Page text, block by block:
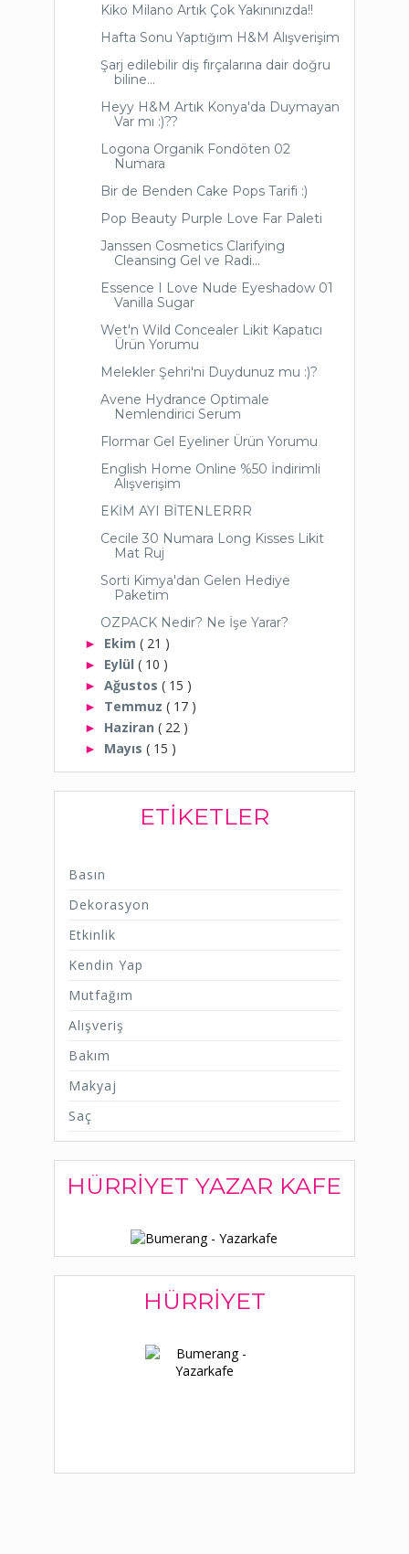
Kiko Milano Artık Çok Yakınınızda!!
Hafta Sonu Yaptığım H&M Alışverişim
Şarj edilebilir diş fırçalarına dair doğru
biline...
Heyy H&M Artık Konya'da Duymayan
Var mı :)??
Logona Organik Fondöten 02
Numara
Bir de Benden Cake Pops Tarifi :)
Pop Beauty Purple Love Far Paleti
Janssen Cosmetics Clarifying
Cleansing Gel ve Radi...
Essence I Love Nude Eyeshadow 01
Vanilla Sugar
Wet'n Wild Concealer Likit Kapatıcı
Ürün Yorumu
Melekler Şehri'ni Duydunuz mu :)?
Avene Hydrance Optimale
Nemlendirici Serum
Flormar Gel Eyeliner Ürün Yorumu
English Home Online %50 İndirimli
Alışverişim
EKİM AYI BİTENLERRR
Cecile 30 Numara Long Kisses Likit
Mat Ruj
Sorti Kimya'dan Gelen Hediye
Paketim
OZPACK Nedir? Ne İşe Yarar?
► Ekim ( 21 )
► Eylül ( 10 )
► Ağustos ( 15 )
► Temmuz ( 17 )
► Haziran ( 22 )
► Mayıs ( 15 )
ETIKETLER
Basın
Dekorasyon
Etkinlik
Kendin Yap
Mutfağım
Alışveriş
Bakım
Makyaj
Saç
HÜRRIYET YAZAR KAFE
HÜRRIYET